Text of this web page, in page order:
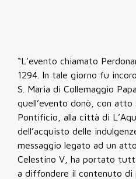
“L’evento chiamato
1294. In tale giorno fu
S. Maria di Collemaggio
quell’evento donò, con atto
Pontificio, alla città di
dell’acquisto delle
messaggio legato ad un
Celestino V, ha portato
a diffondere il contenuto